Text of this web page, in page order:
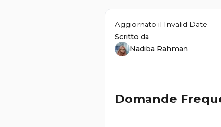
Aggiornato il Invalid Date
Scritto da
Nadiba Rahman
Domande